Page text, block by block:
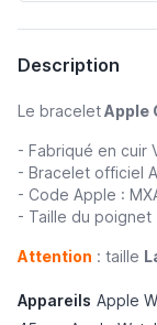
Description
Le braceletApple
- Fabriqué en cuir
- Bracelet officiel
- Code Apple :
- Taille du poignet
Attention : taille
Appareils Apple